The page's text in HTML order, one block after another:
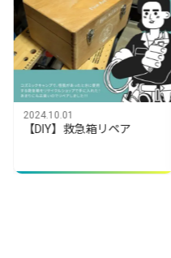
救急箱リペア
【